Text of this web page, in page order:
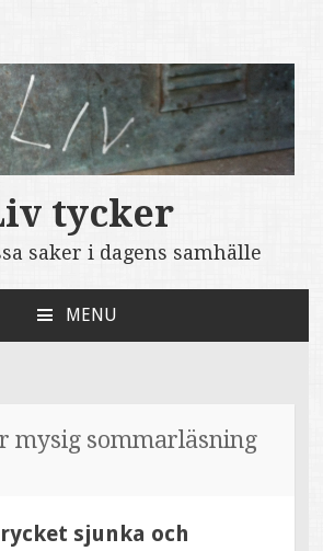
tycker
saker i dagens samhälle
MENU
mysig sommarläsning
sjunka och